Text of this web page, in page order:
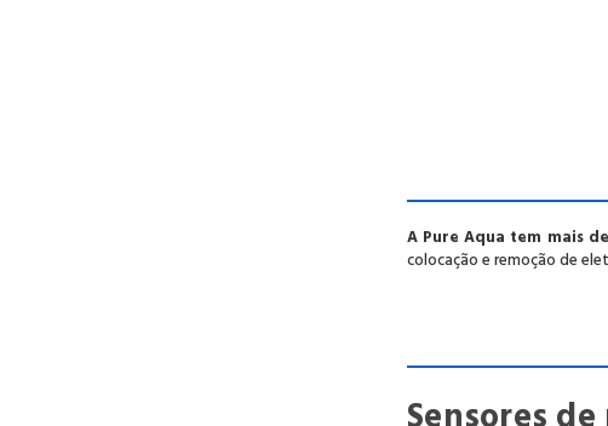
A Pure Aqua tem mais
colocação e remoção de